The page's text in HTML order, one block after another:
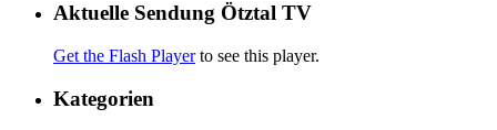
Aktuelle Sendung Ötztal TV
Get the Flash Playerto see this player.
Kategorien